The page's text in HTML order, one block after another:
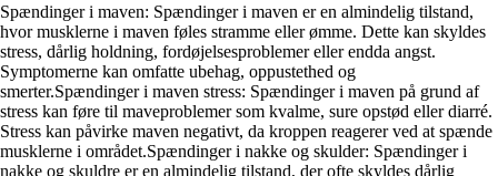
Spændinger i maven: Spændinger i maven er en almindelig tilstand,
hvor musklerne i maven føles stramme eller ømme. Dette kan skyldes
stress, dårlig holdning, fordøjelsesproblemer eller endda angst.
Symptomerne kan omfatte ubehag, oppustethed og
smerter.Spændinger i maven stress: Spændinger i maven på grund af
stress kan føre til maveproblemer som kvalme, sure opstød eller diarré.
Stress kan påvirke maven negativt, da kroppen reagerer ved at spænde
musklerne i området.Spændinger i nakke og skulder: Spændinger i
nakke og skuldre er en almindelig tilstand, der ofte skyldes dårlig